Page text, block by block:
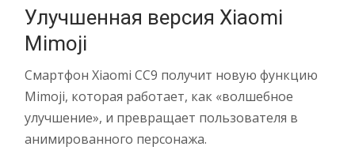
Улучшенная версия Xiaomi
Mimoji
Смартфон Xiaomi CC9 получит новую функцию
Mimoji, которая работает, как «волшебное
улучшение», и превращает пользователя в
анимированного персонажа.